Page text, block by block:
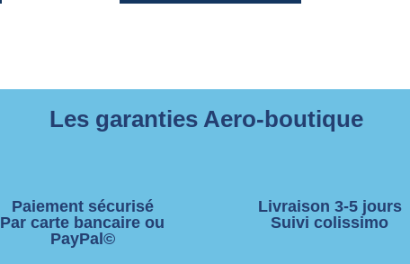
Les garanties Aero-boutique
Paiement sécurisé
Par carte bancaire ou
PayPal©
Livraison 3-5 jours
Suivi colissimo